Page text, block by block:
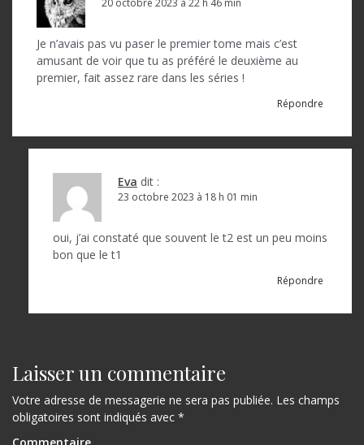
’
Je n’avais pas vu paser le premier tome mais c’est
amusant de voir que tu as préféré le deuxième au
premier, fait assez rare dans les séries !
Répondre
Eva dit :
23 octobre 2023 à 18 h 01 min
oui, j’ai constaté que souvent le t2 est un peu moins
bon que le t1
Répondre
Laisser un commentaire
Votre adresse de messagerie ne sera pas publiée. Les champs
obligatoires sont indiqués avec *
Commentaire